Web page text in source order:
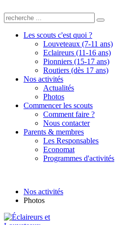
Les scouts c'est quoi ?
Louveteaux (7-11 ans)
Eclaireurs (11-16 ans)
Pionniers (15-17 ans)
Routiers (dès 17 ans)
Nos activités
Actualités
Photos
Commencer les scouts
Comment faire ?
Nous contacter
Parents & membres
Les Responsables
Economat
Programmes d'activités
Nos activités
Photos